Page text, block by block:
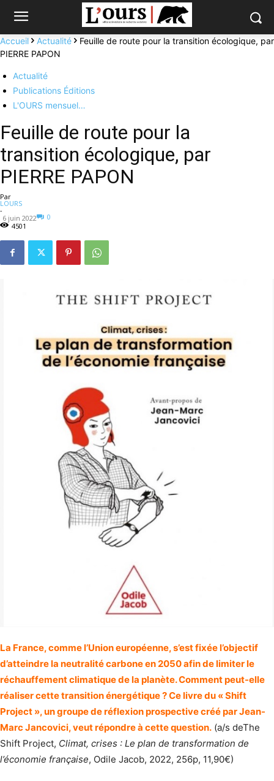
Accueil Actualité
Feuille de route pour la transition écologique, par
PIERRE PAPON
Actualité
Publications Éditions
L'OURS mensuel…
Feuille de route pour la
transition écologique, par
PIERRE PAPON
Par
LOURS
-
6 juin 2022
0
4501
La France, comme l’Union européenne, s’est fixée l’objectif
d’atteindre la neutralité carbone en 2050 afin de limiter le
réchauffement climatique de la planète. Comment peut-elle
réaliser cette transition énergétique ? Ce livre du « Shift
Project », un groupe de réflexion prospective créé par Jean-
Marc Jancovici, veut répondre à cette question. (a/s deThe
Shift Project, Climat, crises : Le plan de transformation de
l’économie française, Odile Jacob, 2022, 256p, 11,90€)